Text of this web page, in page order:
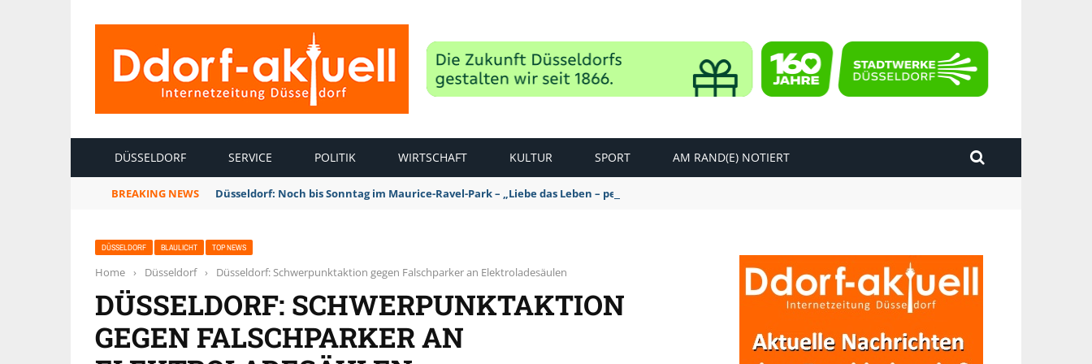
DÜSSELDORF SERVICE POLITIK WIRTSCHAFT KULTUR SPORT AM RAND(E) NOTIERT
BREAKING NEWS Düsseldorf: Noch bis Sonntag im Maurice-Ravel-Park – „Liebe das Leben – pempelfort music weekend“
DÜSSELDORF BLAULICHT TOP NEWS
Home › Düsseldorf › Düsseldorf: Schwerpunktaktion gegen Falschparker an Elektroladesäulen
DÜSSELDORF: SCHWERPUNKTAKTION
GEGEN FALSCHPARKER AN